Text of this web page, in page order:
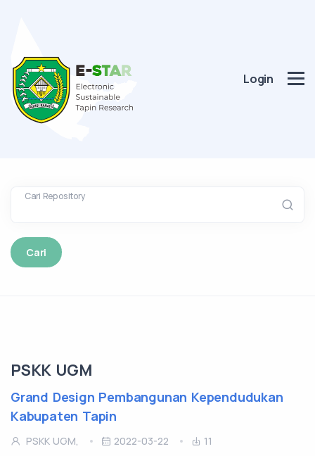
Login
Cari Repository
PSKK UGM
Grand Design Pembangunan Kependudukan
Kabupaten Tapin
PSKK UGM, 2022-03-22 11